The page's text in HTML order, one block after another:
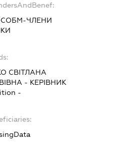
ЧЛЕНИ
СВІТЛАНА
- КЕРІВНИК
-